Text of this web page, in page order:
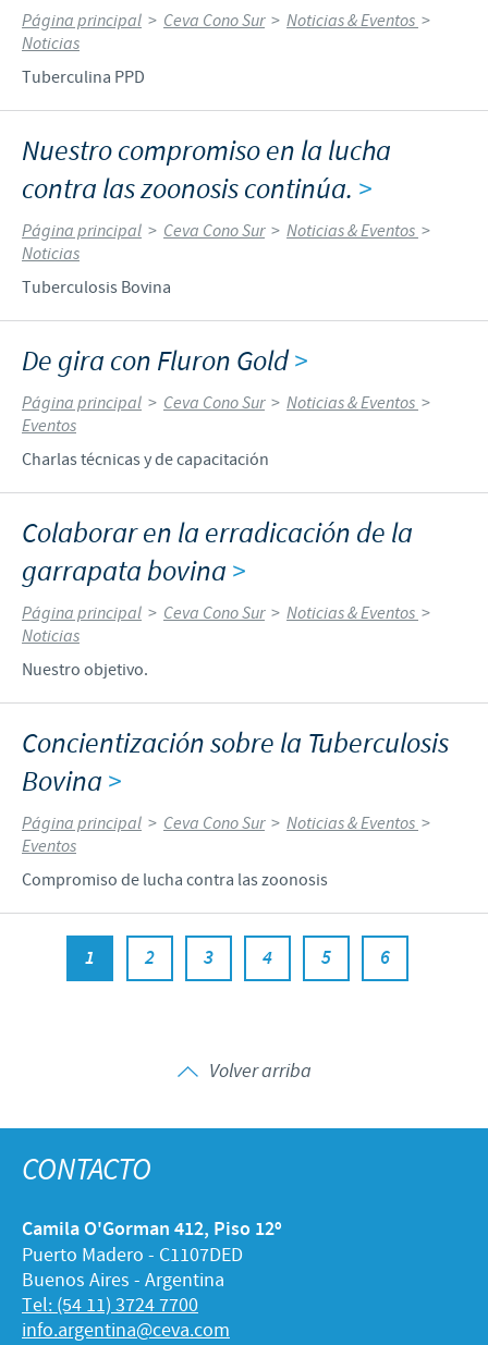
Página principal > Ceva Cono Sur > Noticias & Eventos >
Noticias
Tuberculina PPD
Nuestro compromiso en la lucha
contra las zoonosis continúa. >
Página principal > Ceva Cono Sur > Noticias & Eventos >
Noticias
Tuberculosis Bovina
De gira con Fluron Gold>
Página principal > Ceva Cono Sur > Noticias & Eventos >
Eventos
Charlas técnicas y de capacitación
Colaborar en la erradicación de la
garrapata bovina >
Página principal > Ceva Cono Sur > Noticias & Eventos >
Noticias
Nuestro objetivo.
Concientización sobre la Tuberculosis
Bovina >
Página principal > Ceva Cono Sur > Noticias & Eventos >
Eventos
Compromiso de lucha contra las zoonosis
1 2 3 4 5 6
Volver arriba
CONTACTO
Camila O'Gorman 412, Piso 12º
Puerto Madero - C1107DED
Buenos Aires - Argentina
Tel: (54 11) 3724 7700
info.argentina@ceva.com